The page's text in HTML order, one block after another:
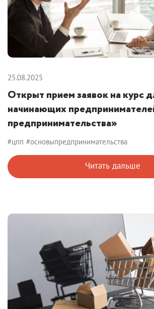
25.08.2025
Открыт прием заявок на курс
начинающих
предпринимательства»
#цпп #основыпредпринимательства
Читать дальше